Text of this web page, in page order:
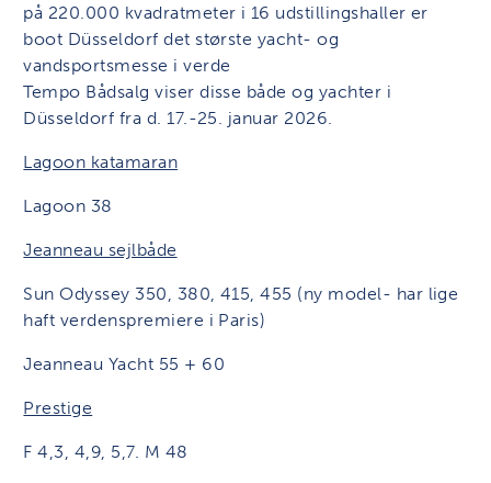
på 220.000 kvadratmeter i 16 udstillingshaller er
boot Düsseldorf det største yacht- og
vandsportsmesse i verde
Tempo Bådsalg viser disse både og yachter i
Düsseldorf fra d. 17.-25. januar 2026.
Lagoon katamaran
Lagoon 38
Jeanneau sejlbåde
Sun Odyssey 350, 380, 415, 455 (ny model- har lige
haft verdenspremiere i Paris)
Jeanneau Yacht 55 + 60
Prestige
F 4,3, 4,9, 5,7. M 48